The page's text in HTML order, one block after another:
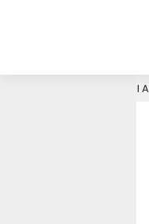
AL dan Insan Pers